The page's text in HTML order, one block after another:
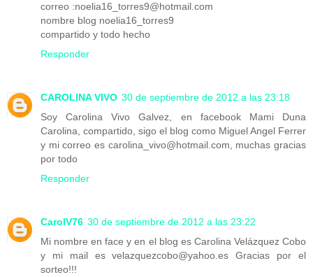
correo :noelia16_torres9@hotmail.com
nombre blog noelia16_torres9
compartido y todo hecho
Responder
CAROLINA VIVO 30 de septiembre de 2012 a las 23:18
Soy Carolina Vivo Galvez, en facebook Mami Duna
Carolina, compartido, sigo el blog como Miguel Angel Ferrer
y mi correo es carolina_vivo@hotmail.com, muchas gracias
por todo
Responder
CarolV76 30 de septiembre de 2012 a las 23:22
Mi nombre en face y en el blog es Carolina Velázquez Cobo
y mi mail es velazquezcobo@yahoo.es Gracias por el
sorteo!!!